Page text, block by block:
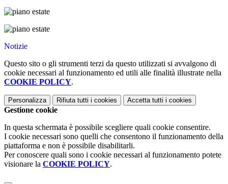
Notizie
Questo sito o gli strumenti terzi da questo utilizzati si avvalgono di
cookie necessari al funzionamento ed utili alle finalità illustrate nella
COOKIE POLICY.
Personalizza Rifiuta tutti i cookies Accetta tutti i cookies
Gestione cookie
In questa schermata è possibile scegliere quali cookie consentire.
I cookie necessari sono quelli che consentono il funzionamento della
piattaforma e non è possibile disabilitarli.
Per conoscere quali sono i cookie necessari al funzionamento potete
visionare la COOKIE POLICY.